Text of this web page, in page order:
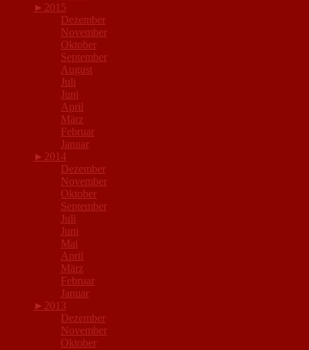
► 2015
Dezember
November
Oktober
September
August
Juli
Juni
April
März
Februar
Januar
► 2014
Dezember
November
Oktober
September
Juli
Juni
Mai
April
März
Februar
Januar
► 2013
Dezember
November
Oktober